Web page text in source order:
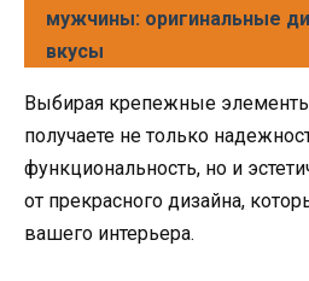
мужчины: оригинальные
вкусы
Выбирая крепежные
получаете не только
функциональность, но и
от прекрасного дизайна,
вашего интерьера.